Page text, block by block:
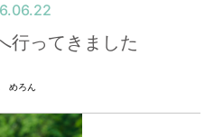
行ってきました
めろん